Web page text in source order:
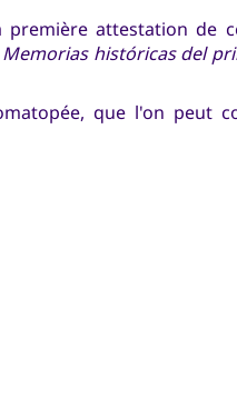
première attestation de
Memorias históricas del
que l'on peut